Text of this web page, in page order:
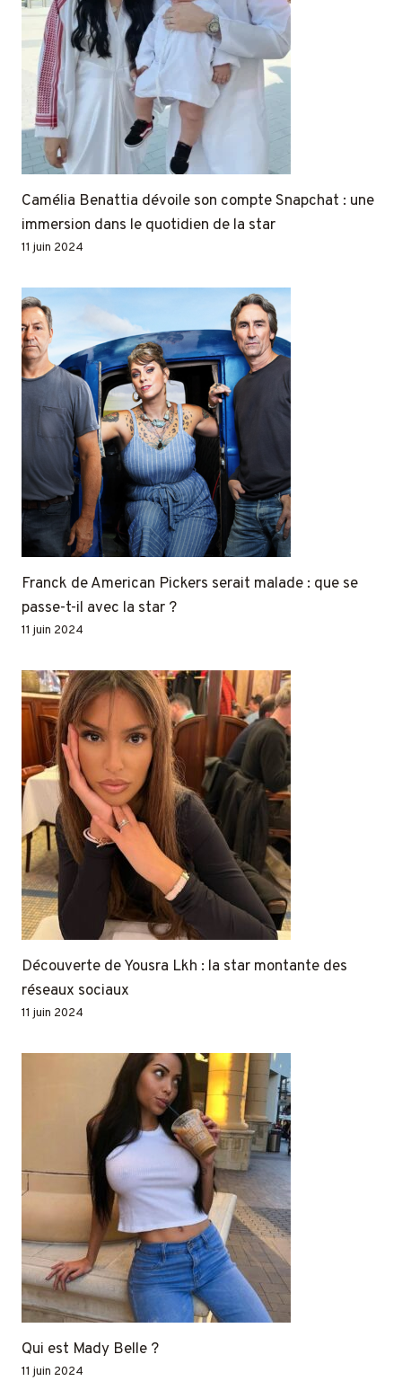
Camélia Benattia dévoile son compte Snapchat : une
immersion dans le quotidien de la star
11 juin 2024
Franck de American Pickers serait malade : que se
passe-t-il avec la star ?
11 juin 2024
Découverte de Yousra Lkh : la star montante des
réseaux sociaux
11 juin 2024
Qui est Mady Belle ?
11 juin 2024